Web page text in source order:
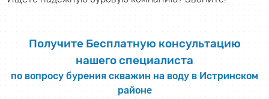
Получите Бесплатную консультацию
нашего специалиста
по вопросу бурения скважин на воду в Истринском
районе